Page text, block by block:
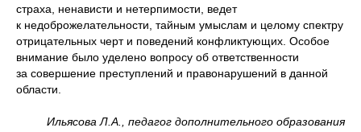
страха, ненависти и нетерпимости, ведет
к недоброжелательности, тайным умыслам и целому спектру
отрицательных черт и поведений конфликтующих. Особое
внимание было уделено вопросу об ответственности
за совершение преступлений и правонарушений в данной
области.
Ильясова Л.А., педагог дополнительного образования